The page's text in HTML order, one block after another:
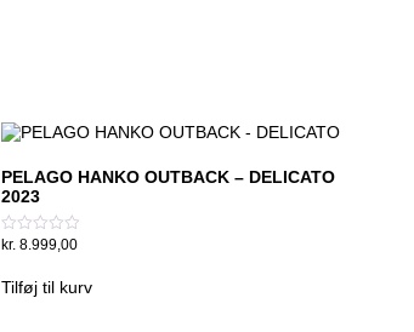
PELAGO HANKO OUTBACK – DELICATO
2023
Vurderet
af
kr. 8.999,00
Tilføj til kurv